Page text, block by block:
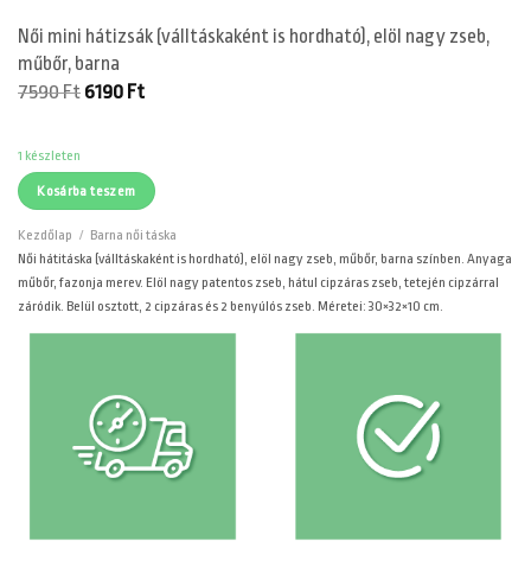
Női mini hátizsák (válltáskaként is hordható), elöl nagy zseb,
műbőr, barna
7590Ft Original
6190 FtCurrent
1 készleten
Kosárba teszem
Kezdőlap / Barna női táska
Női hátitáska (válltáskaként is hordható), elöl nagy zseb, műbőr, barna színben. Anyaga
műbőr, fazonja merev. Elöl nagy patentos zseb, hátul cipzáras zseb, tetején cipzárral
záródik. Belül osztott, 2 cipzáras és 2 benyúlós zseb. Méretei: 30×32×10 cm.